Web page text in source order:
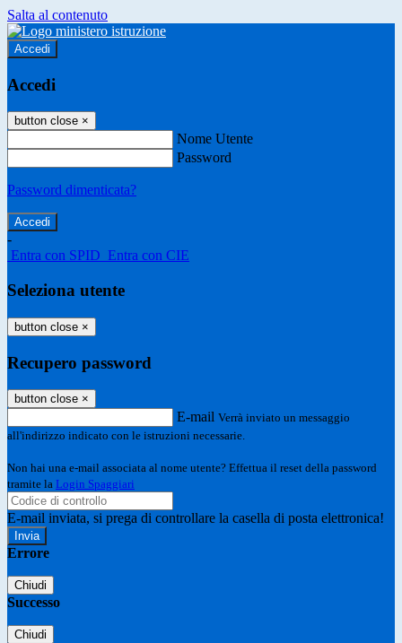
Salta al contenuto
Accedi
Accedi
button close ×
Nome Utente
Password
Password dimenticata?
-
Entra con SPID Entra con CIE
Seleziona utente
button close ×
Recupero password
button close ×
E-mail Verrà inviato un messaggio
all'indirizzo indicato con le istruzioni necessarie.
Non hai una e-mail associata al nome utente? Effettua il reset della password
tramite la Login Spaggiari
E-mail inviata, si prega di controllare la casella di posta elettronica!
Errore
Chiudi
Successo
Chiudi